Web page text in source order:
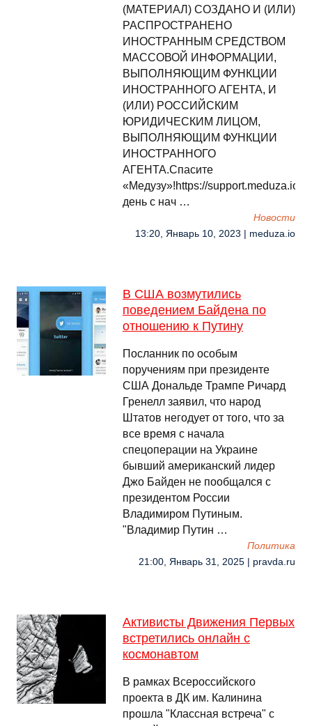
(МАТЕРИАЛ) СОЗДАНО И (ИЛИ)
РАСПРОСТРАНЕНО
ИНОСТРАННЫМ СРЕДСТВОМ
МАССОВОЙ ИНФОРМАЦИИ,
ВЫПОЛНЯЮЩИМ ФУНКЦИИ
ИНОСТРАННОГО АГЕНТА, И
(ИЛИ) РОССИЙСКИМ
ЮРИДИЧЕСКИМ ЛИЦОМ,
ВЫПОЛНЯЮЩИМ ФУНКЦИИ
ИНОСТРАННОГО
АГЕНТА.Спасите
«Медузу»!https://
день с нач …
Новости
13:20, Январь 10, 2023 | meduza.io
В США возмутились
поведением Байдена по
отношению к Путину
Посланник по особым
поручениям при президенте
США Дональде Трампе Ричард
Гренелл заявил, что народ
Штатов негодует от того, что за
все время с начала
спецоперации на Украине
бывший американский лидер
Джо Байден не пообщался с
президентом России
Владимиром Путиным.
"Владимир Путин …
Политика
21:00, Январь 31, 2025 | pravda.ru
Активисты Движения Первых
встретились онлайн с
космонавтом
В рамках Всероссийского
проекта в ДК им. Калинина
прошла "Классная встреча" с